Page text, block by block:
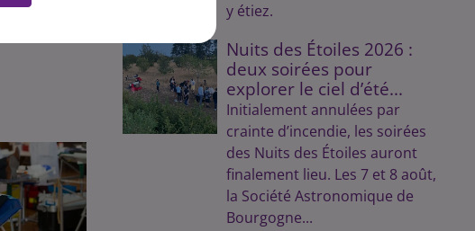
y étiez.
Nuits des Étoiles 2026 :
deux soirées pour
explorer le ciel d’été...
Initialement annulées par
crainte d’incendie, les soirées
des Nuits des Étoiles auront
finalement lieu. Les 7 et 8 août,
la Société Astronomique de
Bourgogne...